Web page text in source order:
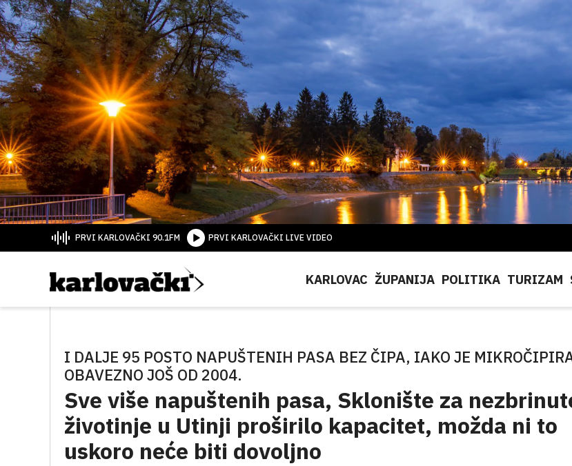
PRVI KARLOVAČKI 90.1FM PRVI KARLOVAČKI LIVE VIDEO
KARLOVAC ŽUPANIJA POLITIKA TURIZAM
I DALJE 95 POSTO NAPUŠTENIH PASA BEZ ČIPA, IAKO JE
OBAVEZNO JOŠ OD 2004.
Sve više napuštenih pasa, Sklonište za
životinje u Utinji proširilo kapacitet, možda ni to
uskoro neće biti dovoljno